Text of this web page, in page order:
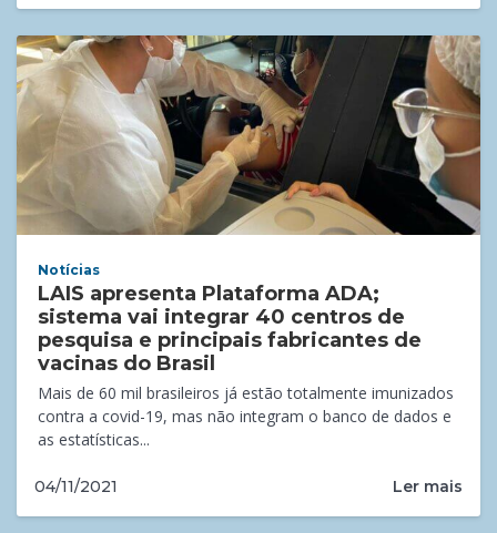
Notícias
LAIS apresenta Plataforma ADA;
sistema vai integrar 40 centros de
pesquisa e principais fabricantes de
vacinas do Brasil
Mais de 60 mil brasileiros já estão totalmente imunizados
contra a covid-19, mas não integram o banco de dados e
as estatísticas...
04/11/2021 Ler mais